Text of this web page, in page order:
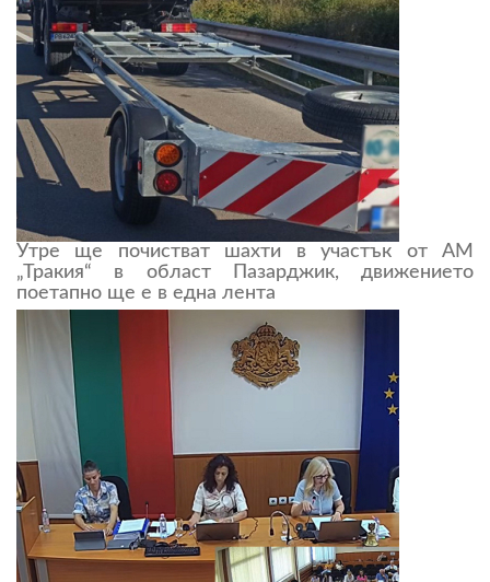
Утре ще почистват шахти в участък от АМ
„Тракия“ в област Пазарджик, движението
поетапно ще е в една лента